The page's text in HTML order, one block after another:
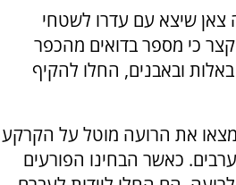
צאן שיצא עם עדרו לשטחי
כי מספר בדואים מהכפר
ובאבנים, החלו להקיף
את הרועה מוטל על הקרקע
כאשר הבחינו הפורעים